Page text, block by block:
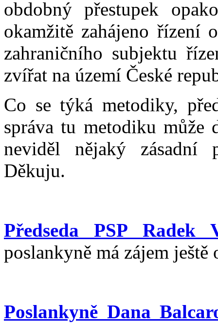
obdobný přestupek
okamžitě zahájeno řízení
zahraničního subjektu
zvířat na území České
Co se týká metodiky,
správa tu metodiku
neviděl nějaký zásadní
Děkuju.
Předseda PSP Radek
poslankyně má zájem
Poslankyně Dana